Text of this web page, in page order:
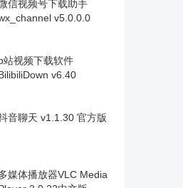
信视频号下载助手
v5.0.0.0
站视频下载软件
v6.40
音聊天 v1.1.30 官方版
媒体播放器VLC Media